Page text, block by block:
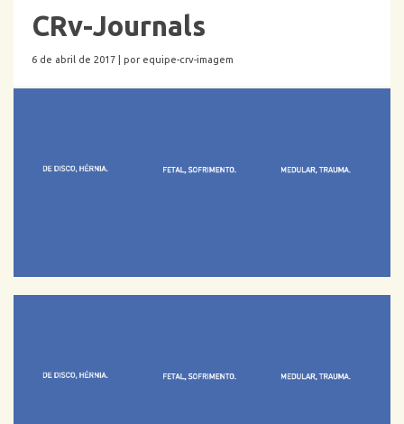
CRv-Journals
6 de abril de 2017 | por equipe-crv-imagem